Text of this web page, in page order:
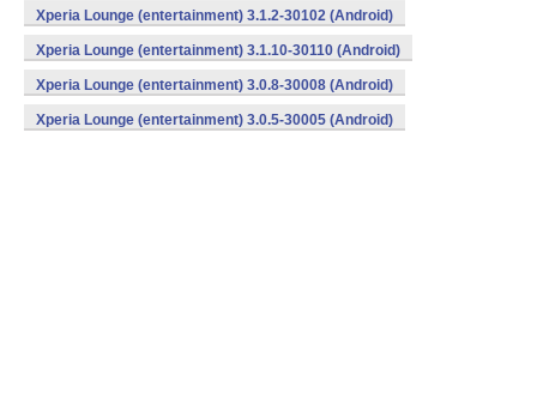
Xperia Lounge (entertainment) 3.1.2-30102 (Android)
Xperia Lounge (entertainment) 3.1.10-30110 (Android)
Xperia Lounge (entertainment) 3.0.8-30008 (Android)
Xperia Lounge (entertainment) 3.0.5-30005 (Android)